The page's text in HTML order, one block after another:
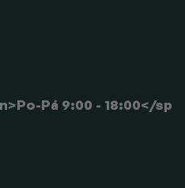
Pá 9:00 - 18:00</sp